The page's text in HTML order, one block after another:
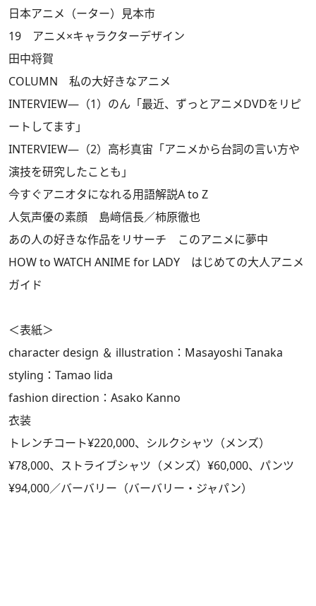
日本アニメ（ーター）見本市
19 アニメ×キャラクターデザイン
田中将賀
COLUMN 私の大好きなアニメ
INTERVIEW―（1）のん「最近、ずっとアニメDVDをリピ
ートしてます」
INTERVIEW―（2）高杉真宙「アニメから台詞の言い方や
演技を研究したことも」
今すぐアニオタになれる用語解説A to Z
人気声優の素顔 島﨑信長／柿原徹也
あの人の好きな作品をリサーチ このアニメに夢中
HOW to WATCH ANIME for LADY はじめての大人アニメ
ガイド
＜表紙＞
character design ＆ illustration：Masayoshi Tanaka
styling：Tamao lida
fashion direction：Asako Kanno
衣装
トレンチコート¥220,000、シルクシャツ（メンズ）
¥78,000、ストライブシャツ（メンズ）¥60,000、パンツ
¥94,000／バーバリー（バーバリー・ジャパン）